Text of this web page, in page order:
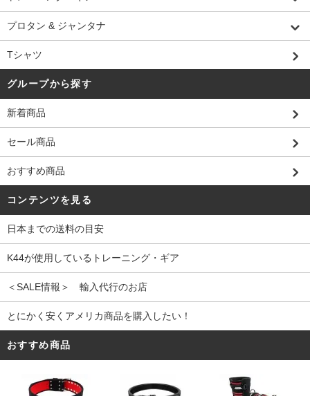
プロタン & ジャンタナ
Tシャツ
グループから探す
新着商品
セール商品
おすすめ商品
コンテンツを見る
日本までの送料の目安
K44が使用しているトレーニング・ギア
＜SALE情報＞ 輸入代行のお店
とにかく安くアメリカ商品を購入したい！
おすすめ商品